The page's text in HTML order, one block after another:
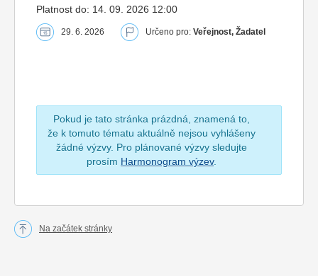
Platnost do: 14. 09. 2026 12:00
29. 6. 2026 Určeno pro: Veřejnost, Žadatel
Pokud je tato stránka prázdná, znamená to,
že k tomuto tématu aktuálně nejsou vyhlášeny
žádné výzvy. Pro plánované výzvy sledujte
prosím Harmonogram výzev.
Na začátek stránky